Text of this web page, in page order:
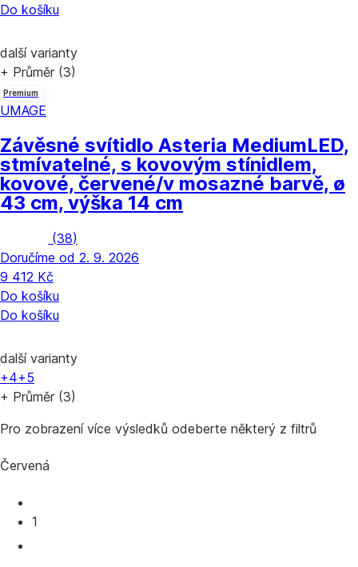
Do košíku
další varianty
+ Průměr (3)
Premium
UMAGE
Závěsné svítidlo Asteria MediumLED,
stmívatelné, s kovovým stínidlem,
kovové, červené/v mosazné barvě, ø
43 cm, výška 14 cm
(38)
Doručíme od 2. 9. 2026
9 412 Kč
Do košíku
Do košíku
další varianty
+4+5
+ Průměr (3)
Pro zobrazení více výsledků odeberte některý z filtrů
Červená
1